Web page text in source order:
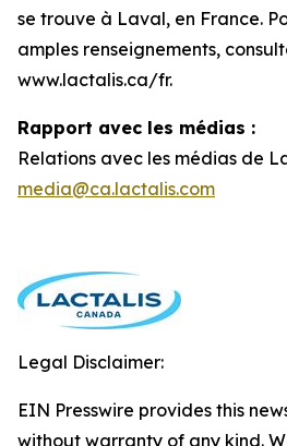
se trouve à Laval, en France.
amples renseignements,
www.lactalis.ca/fr.
Rapport avec les médias :
Relations avec les médias de
media@ca.lactalis.com
Legal Disclaimer:
EIN Presswire provides this
without warranty of any kind.